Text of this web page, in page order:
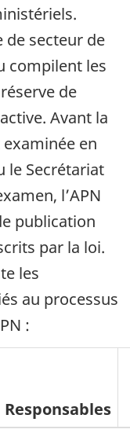
de secteur de
compilent les
de
Avant la
en
le Secrétariat
l’APN
publication
par la loi.
les
au processus
:
Responsables